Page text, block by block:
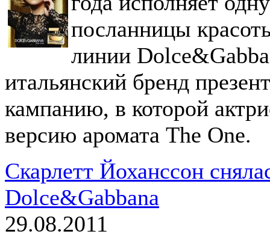
посланницы
линии
итальянский бренд
кампанию, в которой
версию аромата The One.
Скарлетт Йоханссон
Dolce&Gabbana
29.08.2011